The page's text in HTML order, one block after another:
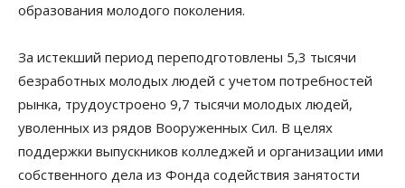
образования молодого поколения.
За истекший период переподготовлены 5,3 тысячи
безработных молодых людей с учетом потребностей
рынка, трудоустроено 9,7 тысячи молодых людей,
уволенных из рядов Вооруженных Сил. В целях
поддержки выпускников колледжей и организации ими
собственного дела из Фонда содействия занятости